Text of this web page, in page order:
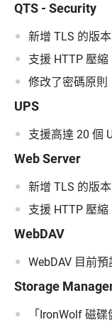
QTS - Security
新增 TLS 的版本
支援 HTTP 壓縮
修改了密碼原則
UPS
支援高達 20 個
Web Server
新增 TLS 的版本
支援 HTTP 壓縮
WebDAV
WebDAV 目前預
Storage
「IronWolf 磁